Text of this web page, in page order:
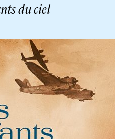
du ciel